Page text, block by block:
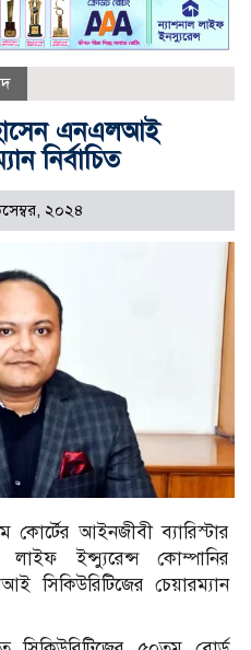
এনএলআই
নির্বাচিত
২০২৪
কোর্টের আইনজীবী ব্যারিস্টার
ইন্স্যুরেন্স কোম্পানির
সিকিউরিটিজের চেয়ারম্যান